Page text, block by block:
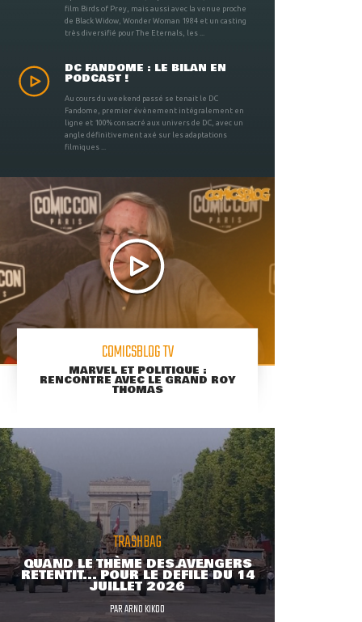
film Birds of Prey, mais aussi avec la venue proche
de Black Widow, Wonder Woman 1984 et un casting
très diversifié pour The Eternals, les ...
DC FANDOME : LE BILAN EN
PODCAST !
Au cours du weekend passé se tenait le DC
Fandome, premier évènement intégralement en
ligne et 100% consacré aux univers de DC, avec un
angle définitivement axé sur les adaptations
filmiques ...
COMICSBLOG TV
MARVEL ET POLITIQUE :
RENCONTRE AVEC LE GRAND ROY
THOMAS
TRASHBAG
QUAND LE THÈME DES AVENGERS
RETENTIT... POUR LE DÉFILÉ DU 14
JUILLET 2026
PARARNO KIKOO